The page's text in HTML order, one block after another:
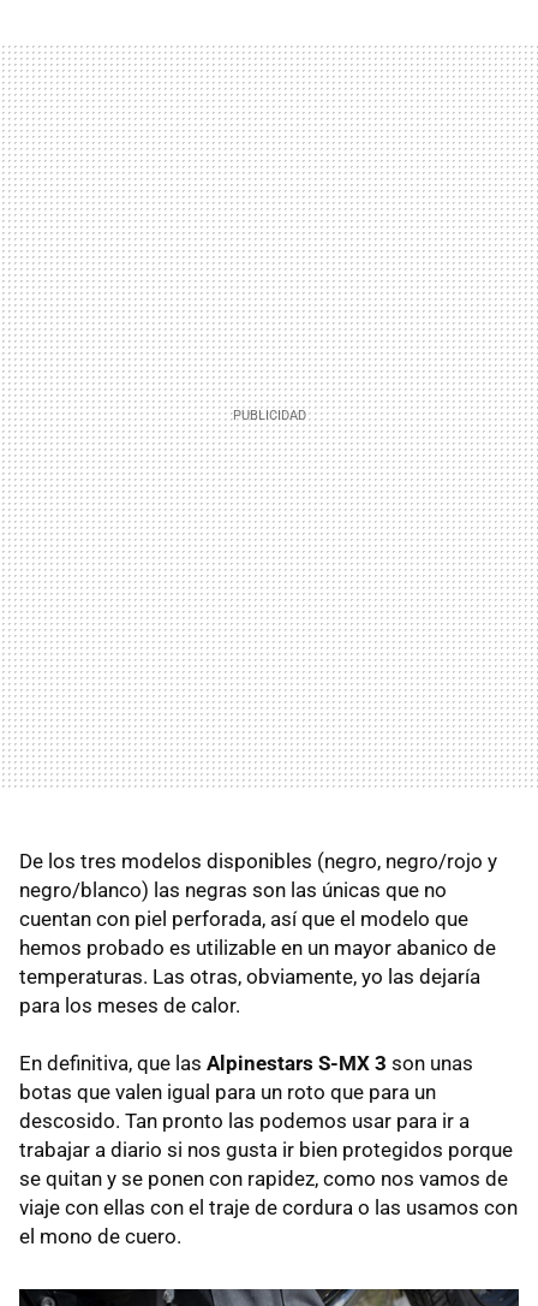
De los tres modelos disponibles (negro, negro/rojo y
negro/blanco) las negras son las únicas que no
cuentan con piel perforada, así que el modelo que
hemos probado es utilizable en un mayor abanico de
temperaturas. Las otras, obviamente, yo las dejaría
para los meses de calor.
En definitiva, que las Alpinestars S-MX 3 son unas
botas que valen igual para un roto que para un
descosido. Tan pronto las podemos usar para ir a
trabajar a diario si nos gusta ir bien protegidos porque
se quitan y se ponen con rapidez, como nos vamos de
viaje con ellas con el traje de cordura o las usamos con
el mono de cuero.